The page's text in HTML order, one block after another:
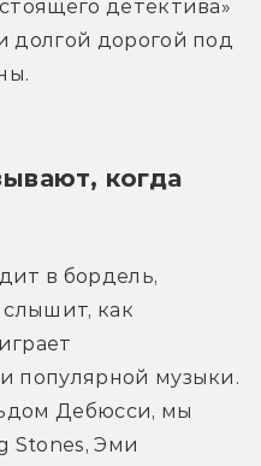
детектива»
долгой дорогой под
когда
в бордель,
слышит, как
популярной музыки.
Дебюсси, мы
Stones, Эми